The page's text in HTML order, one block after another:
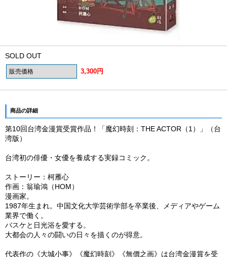
SOLD OUT
販売価格 3,300円
商品の詳細
第10回台湾金漫賞受賞作品！「魔幻時刻：THE ACTOR（1）」（台
湾版）
台湾初の俳優・女優を養成する実録コミック。
ストーリー：柯雁心
作画：翁瑜鴻（HOM）
漫画家。
1987年生まれ。中国文化大学芸術学部を卒業後、メディアやゲーム
業界で働く。
バスケと日光浴を愛する。
大都会の人々の闘いの日々を描くのが得意。
代表作の《大城小事》《魔幻時刻》《無價之画》は台湾金漫賞を受